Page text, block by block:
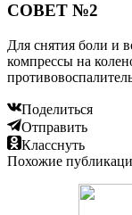
СОВЕТ №2
Для снятия боли и
компрессы на
Поделиться
Отправить
Класснуть
Похожие